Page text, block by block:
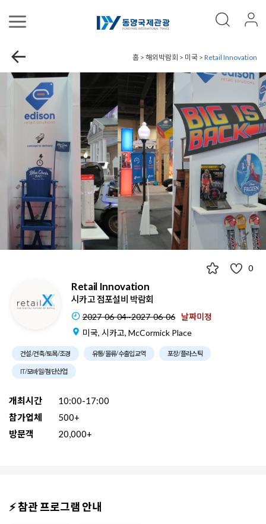
홈 > 해외박람회 > 미국 > Retail Innovation
0
Retail Innovation
시카고 점포설비 박람회
2027-06-04~2027-06-06
날짜미정
미국, 시카고, McCormick Place
건설/건축/토목/조경 유통/물류/수출입교역 포장/플라스틱
IT/모바일/첨단산업
개최시간
10:00-17:00
참가업체
500+
방문객
20,000+
⚡ 참관 프로그램 안내